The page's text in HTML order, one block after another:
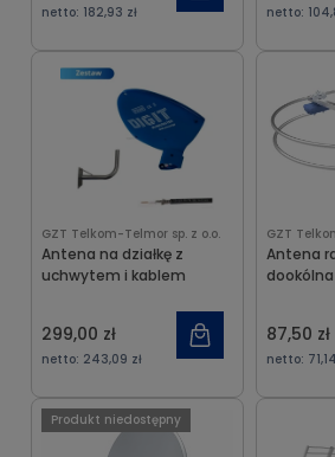
netto: 182,93 zł netto:
GZT Telkom-Telmor sp. z o.o.
Antena na działkę z
uchwytem i kablem
299,00 zł
netto: 243,09 zł
GZT
Antena
dookólna
87,50 zł
netto:
Produkt niedostępny